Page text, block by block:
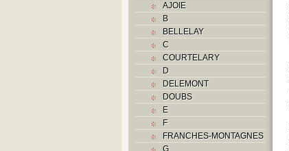
AJOIE
B
BELLELAY
C
COURTELARY
D
DELEMONT
DOUBS
E
F
FRANCHES-MONTAGNES
G